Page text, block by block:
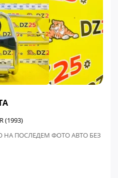
(1993)
НА ПОСЛЕДЕМ ФОТО АВТО БЕЗ